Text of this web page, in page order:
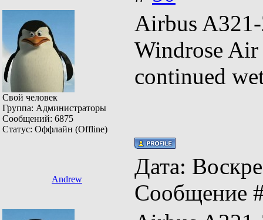
Свой человек
Группа: Администраторы
Сообщений: 6875
Статус: Оффлайн (Offline)
Airbus
Windrose
continued
Andrew
Дата:
Сообщение